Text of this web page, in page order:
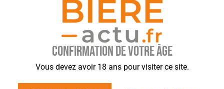
Confirmation de votre âge
Vous devez avoir 18 ans pour visiter ce site.